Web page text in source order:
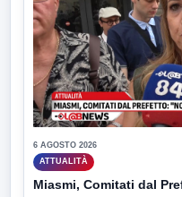
6 AGOSTO 2026
ATTUALITÀ
Miasmi, Comitati dal